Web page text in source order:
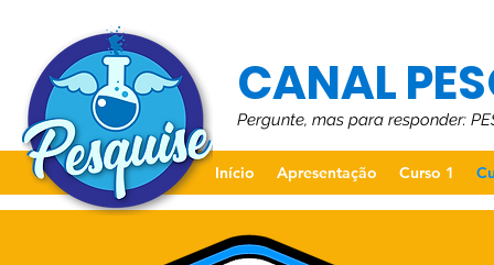
CANAL
Pergunte, mas para responder:
Início Apresentação Curso 1